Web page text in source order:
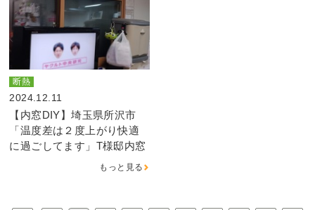
断熱
2024.12.11
【内窓DIY】埼玉県所沢市
「温度差は２度上がり快適
に過ごしてます」T様邸内窓
もっと見る